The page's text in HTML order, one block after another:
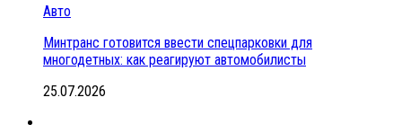
Авто
Минтранс готовится ввести спецпарковки для
многодетных: как реагируют автомобилисты
25.07.2026